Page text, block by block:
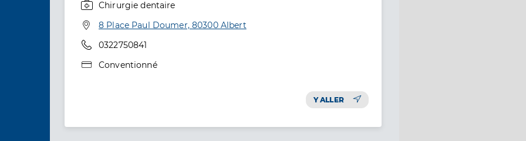
Chirurgie dentaire
Adresse
8 Place Paul Doumer, 80300 Albert
Téléphone
0322750841
Type de convention
Conventionné
Y ALLER